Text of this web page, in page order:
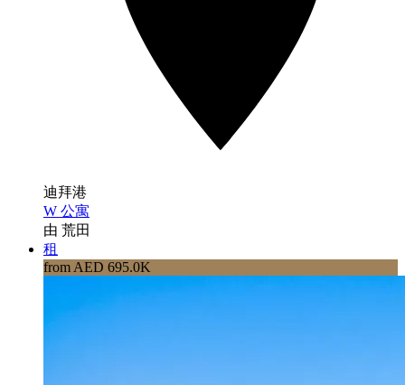
迪拜港
W 公寓
由 荒田
租
from AED 695.0K